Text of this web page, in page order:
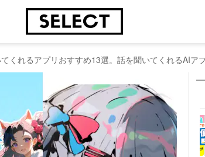
くれるアプリおすすめ13選。話を聞いてくれるAIア